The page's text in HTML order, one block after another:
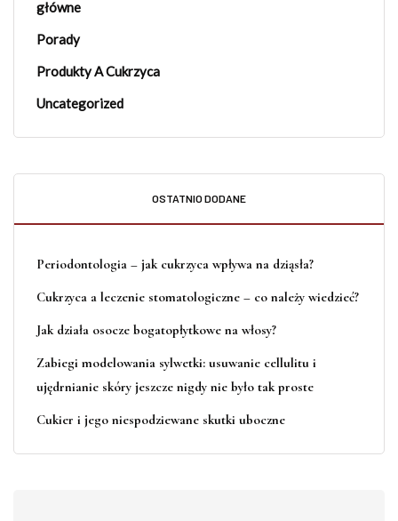
główne
Porady
Produkty A Cukrzyca
Uncategorized
OSTATNIO DODANE
Periodontologia – jak cukrzyca wpływa na dziąsła?
Cukrzyca a leczenie stomatologiczne – co należy wiedzieć?
Jak działa osocze bogatopłytkowe na włosy?
Zabiegi modelowania sylwetki: usuwanie cellulitu i
ujędrnianie skóry jeszcze nigdy nie było tak proste
Cukier i jego niespodziewane skutki uboczne